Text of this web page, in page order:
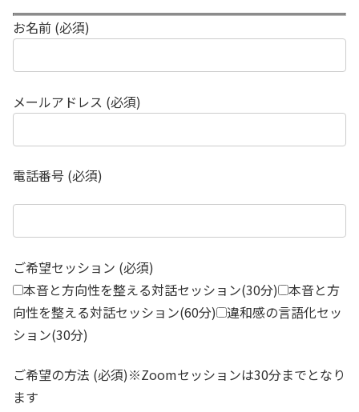
お名前 (必須)
メールアドレス (必須)
電話番号 (必須)
ご希望セッション (必須)
本音と方向性を整える対話セッション(30分) 本音と方
向性を整える対話セッション(60分) 違和感の言語化セッ
ション(30分)
ご希望の方法 (必須)※Zoomセッションは30分までとなり
ます